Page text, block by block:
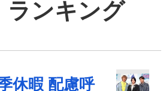
ランキング
休暇 配慮呼